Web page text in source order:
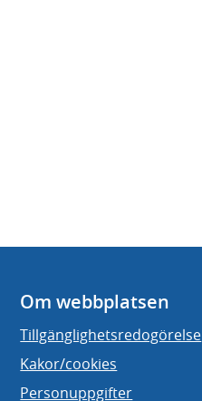
Om webbplatsen
Tillgänglighetsredogörelse
Kakor/cookies
Personuppgifter